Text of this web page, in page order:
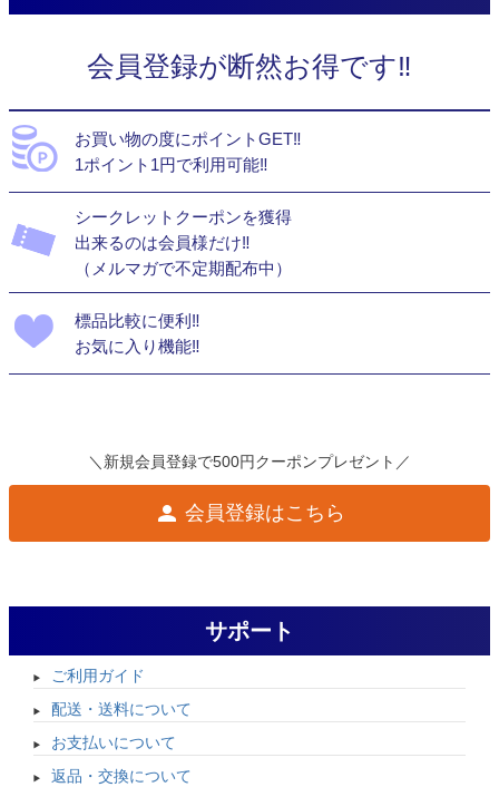
会員登録が断然お得です‼
お買い物の度にポイントGET‼
1ポイント1円で利用可能‼
シークレットクーポンを獲得
出来るのは会員様だけ‼
（メルマガで不定期配布中）
標品比較に便利‼
お気に入り機能‼
＼新規会員登録で500円クーポンプレゼント／
会員登録はこちら
サポート
ご利用ガイド
配送・送料について
お支払いについて
返品・交換について